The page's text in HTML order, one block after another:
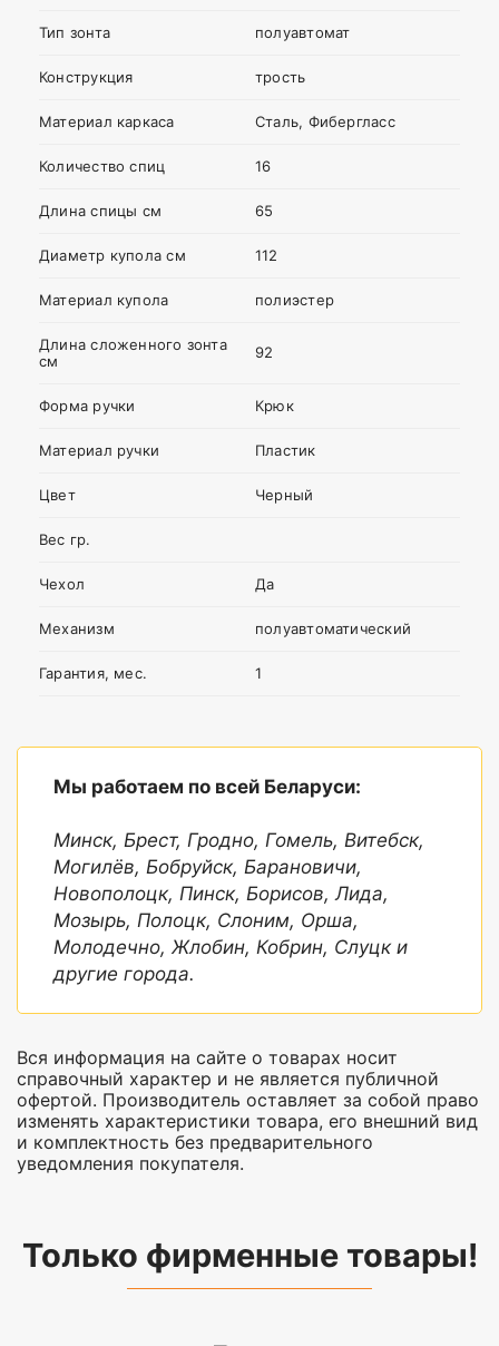
Тип зонта полуавтомат
Конструкция трость
Материал каркаса Сталь, Фибергласс
Количество спиц 16
Длина спицы см 65
Диаметр купола см 112
Материал купола полиэстер
Длина сложенного зонта
см
92
Форма ручки Крюк
Материал ручки Пластик
Цвет Черный
Вес гр.
Чехол Да
Механизм полуавтоматический
Гарантия, мес. 1
имя
Комментарий
Я согласен с
конфиденциальности
Мы работаем по всей Беларуси:
Минск, Брест, Гродно, Гомель, Витебск,
Могилёв, Бобруйск, Барановичи,
Новополоцк, Пинск, Борисов, Лида,
Мозырь, Полоцк, Слоним, Орша,
Молодечно, Жлобин, Кобрин, Слуцк и
другие города.
Вся информация на сайте о товарах носит
справочный характер и не является публичной
офертой. Производитель оставляет за собой право
изменять характеристики товара, его внешний вид
и комплектность без предварительного
уведомления покупателя.
Только фирменные товары!